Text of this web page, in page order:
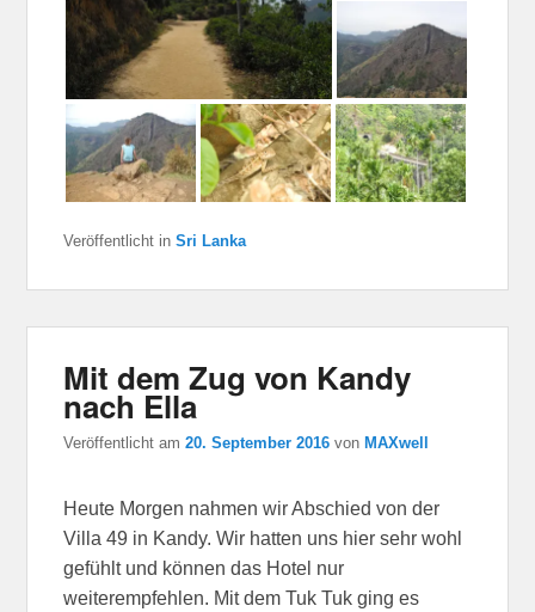
Veröffentlicht in Sri Lanka
Mit dem Zug von Kandy
nach Ella
Veröffentlicht am20. September 2016 von MAXwell
Heute Morgen nahmen wir Abschied von der
Villa 49 in Kandy. Wir hatten uns hier sehr wohl
gefühlt und können das Hotel nur
weiterempfehlen. Mit dem Tuk Tuk ging es